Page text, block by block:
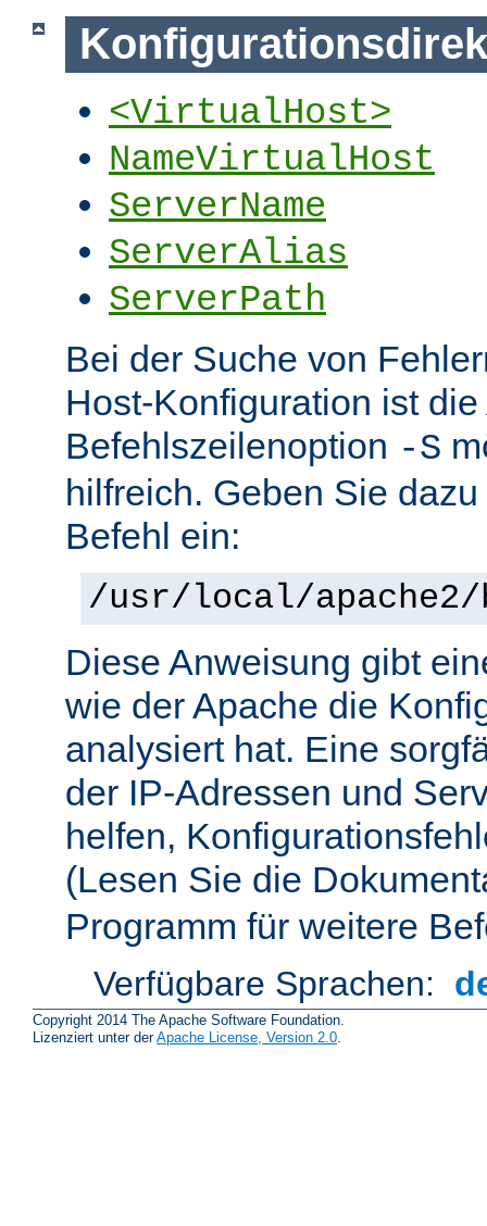
<VirtualHost>
NameVirtualHost
ServerName
ServerAlias
ServerPath
Bei der Suche von
Host-Konfiguration ist
Befehlszeilenoption -S
hilfreich. Geben Sie
Befehl ein:
/usr/local/
Diese Anweisung gibt
wie der Apache die
analysiert hat. Eine
der IP-Adressen und
helfen,
(Lesen Sie die
Programm für weitere
Verfügbare Sprachen:
Copyright 2014 The Apache Software Foundation.
Lizenziert unter derApache License, Version 2.0.